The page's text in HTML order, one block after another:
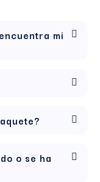
mi
o se ha